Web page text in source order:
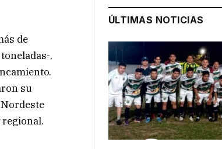
de
,
su
ÚLTIMAS NOTICIAS